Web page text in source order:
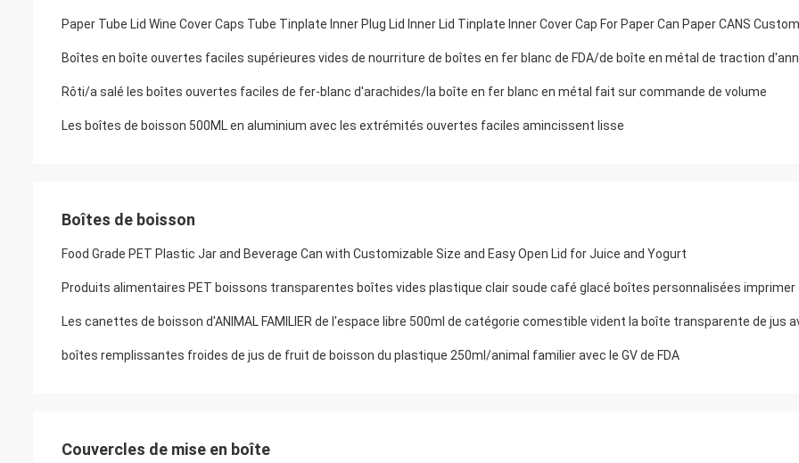
Paper Tube Lid Wine Cover Caps Tube Tinplate Inner Plug Lid Inner Lid Tinplate Inner Cover Cap For Paper Can Paper CANS
Boîtes en boîte ouvertes faciles supérieures vides de nourriture de boîtes en fer blanc de FDA/de boîte en métal de traction
Rôti/a salé les boîtes ouvertes faciles de fer-blanc d'arachides/la boîte en fer blanc en métal fait sur commande de volume
Les boîtes de boisson 500ML en aluminium avec les extrémités ouvertes faciles amincissent lisse
Boîtes de boisson
Food Grade PET Plastic Jar and Beverage Can with Customizable Size and Easy Open Lid for Juice and Yogurt
Les canettes de boisson d'ANIMAL FAMILIER de l'espace libre 500ml de catégorie comestible vident la boîte transparente de jus
boîtes remplissantes froides de jus de fruit de boisson du plastique 250ml/animal familier avec le GV de FDA
Couvercles de mise en boîte